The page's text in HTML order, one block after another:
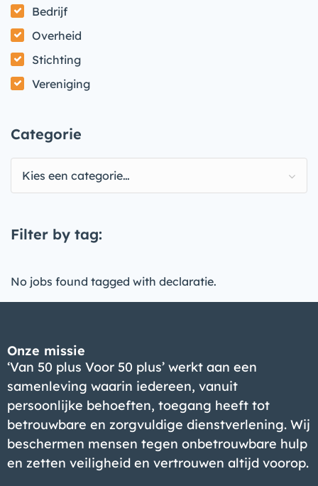
Bedrijf
Overheid
Stichting
Vereniging
Categorie
Kies een categorie…
Filter by tag:
No jobs found tagged with declaratie.
Onze missie
‘Van 50 plus Voor 50 plus’ werkt aan een
samenleving waarin iedereen, vanuit
persoonlijke behoeften, toegang heeft tot
betrouwbare en zorgvuldige dienstverlening. Wij
beschermen mensen tegen onbetrouwbare hulp
en zetten veiligheid en vertrouwen altijd voorop.